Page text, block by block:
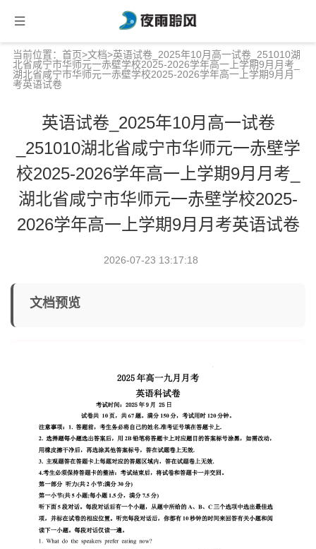
当前位置： 首页>文档>英语试卷_2025年10月高一试卷_251010湖
北省咸宁市华师元一赤壁学校2025-2026学年高一上学期9月月考_
湖北省咸宁市华师元一赤壁学校2025-2026学年高一上学期9月月
考英语试卷
英语试卷_2025年10月高一试卷
_251010湖北省咸宁市华师元一赤壁学
校2025-2026学年高一上学期9月月考_
湖北省咸宁市华师元一赤壁学校2025-
2026学年高一上学期9月月考英语试卷
2026-07-23 13:17:18
文档预览